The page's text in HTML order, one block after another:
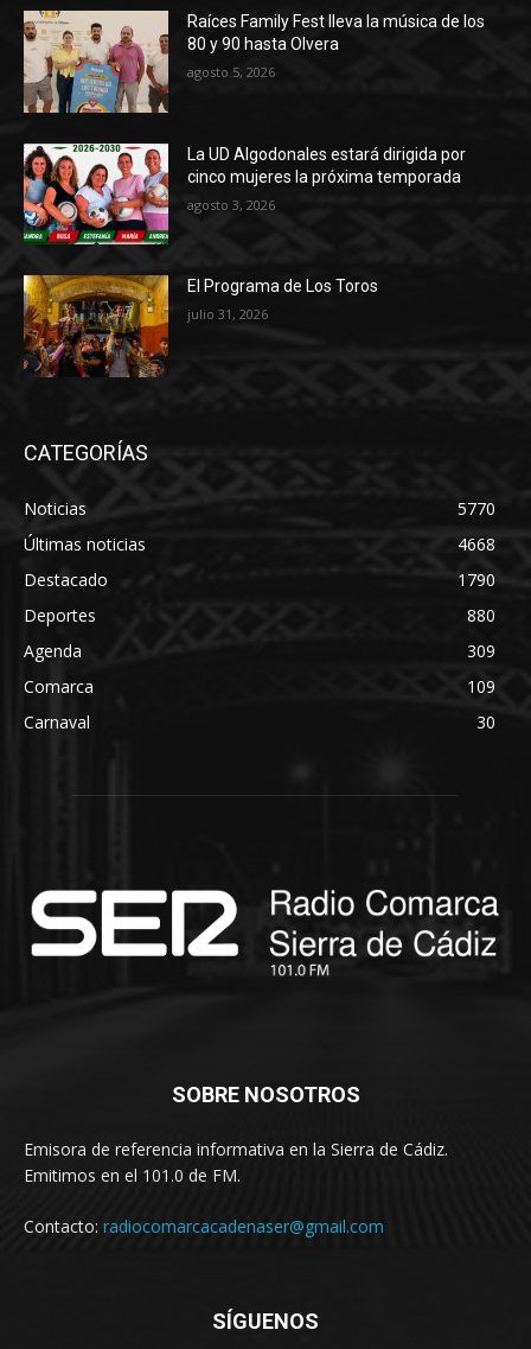
Raíces Family Fest lleva la música de los
80 y 90 hasta Olvera
agosto 5, 2026
La UD Algodonales estará dirigida por
cinco mujeres la próxima temporada
agosto 3, 2026
El Programa de Los Toros
julio 31, 2026
CATEGORÍAS
Noticias
5770
Últimas noticias
4668
Destacado
1790
Deportes
880
Agenda
309
Comarca
109
Carnaval
30
SOBRE NOSOTROS
Emisora de referencia informativa en la Sierra de Cádiz.
Emitimos en el 101.0 de FM.
Contacto: radiocomarcacadenaser@gmail.com
SÍGUENOS